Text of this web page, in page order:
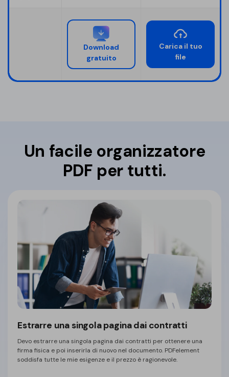
Download
gratuito
Carica il tuo
file
Un facile organizzatore
PDF per tutti.
Estrarre una singola pagina dai contratti
Devo estrarre una singola pagina dai contratti per ottenere una
firma fisica e poi inserirla di nuovo nel documento. PDFelement
soddisfa tutte le mie esigenze e il prezzo è ragionevole.